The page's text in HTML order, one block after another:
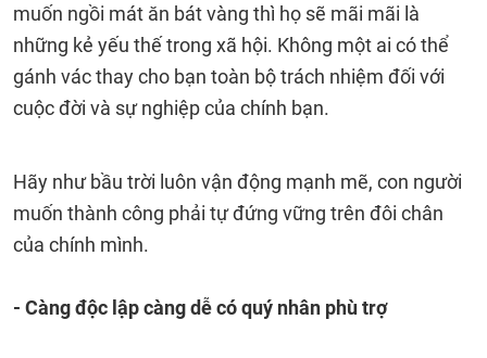
muốn ngồi mát ăn bát vàng thì họ sẽ mãi mãi là
những kẻ yếu thế trong xã hội. Không một ai có thể
gánh vác thay cho bạn toàn bộ trách nhiệm đối với
cuộc đời và sự nghiệp của chính bạn.
Hãy như bầu trời luôn vận động mạnh mẽ, con người
muốn thành công phải tự đứng vững trên đôi chân
của chính mình.
- Càng độc lập càng dễ có quý nhân phù trợ